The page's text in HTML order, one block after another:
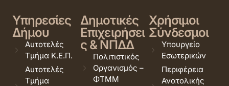
Υπηρεσίες
Δήμου
Αυτοτελές
Τμήμα Κ.Ε.Π.
Αυτοτελές
Τμήμα
Δημοτικές
Επιχειρήσει
ς & ΝΠΔΔ
Πολιτιστικός
Οργανισμός –
ΦΤΜΜ
Χρήσιμοι
Σύνδεσμοι
Υπουργείο
Εσωτερικών
Περιφέρεια
Ανατολικής